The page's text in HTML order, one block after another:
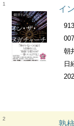
1
イ
朝
日
2
熟